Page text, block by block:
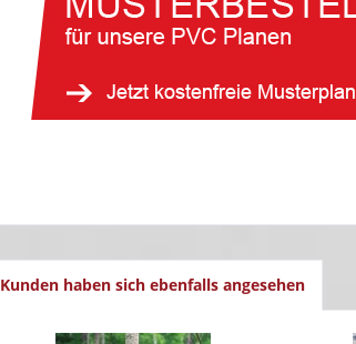
Kunden haben sich ebenfalls angesehen